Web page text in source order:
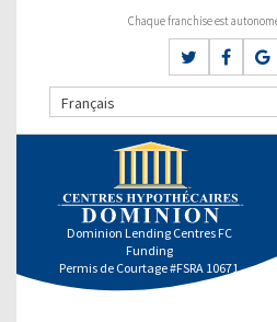
Chaque franchise est
Français
Dominion Lending Centres FC
Funding
Permis de Courtage #FSRA 10671